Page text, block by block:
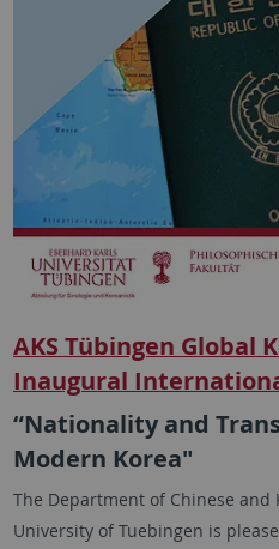
AKS Tübingen Global
Inaugural
“Nationality and
Modern Korea"
The Department of Chinese and
University of Tuebingen is